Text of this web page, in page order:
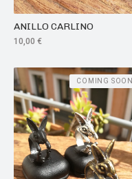
ANILLO CARLINO
10,00 €
COMING SOON